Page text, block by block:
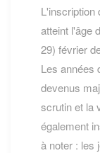
L'inscription
atteint l'âge
29) février
Les années
devenus
scrutin et la
également
à noter : les